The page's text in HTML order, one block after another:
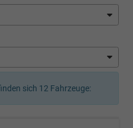
sich 12 Fahrzeuge: